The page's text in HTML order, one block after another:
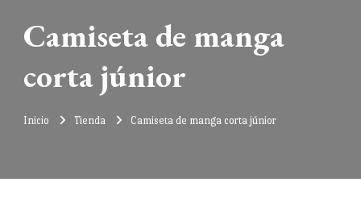
Camiseta de manga
corta júnior
Inicio Tienda Camiseta de manga corta júnior